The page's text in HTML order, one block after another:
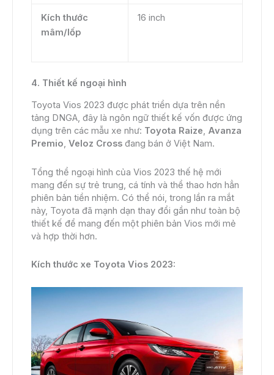
Kích thước
mâm/lốp
16 inch
4. Thiết kế ngoại hình
Toyota Vios 2023 được phát triển dựa trên nền
tảng DNGA, đây là ngôn ngữ thiết kế vốn được ứng
dụng trên các mẫu xe như: Toyota Raize, Avanza
Premio, Veloz Cross đang bán ở Việt Nam.
Tổng thể ngoại hình của Vios 2023 thế hệ mới
mang đến sự trẻ trung, cá tính và thể thao hơn hẳn
phiên bản tiền nhiệm. Có thể nói, trong lần ra mắt
này, Toyota đã mạnh dạn thay đổi gần như toàn bộ
thiết kế để mang đến một phiên bản Vios mới mẻ
và hợp thời hơn.
Kích thước xe Toyota Vios 2023: